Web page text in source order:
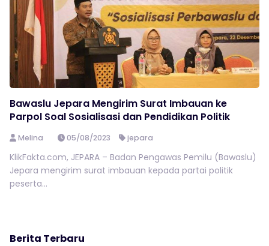
Bawaslu Jepara Mengirim Surat Imbauan ke
Parpol Soal Sosialisasi dan Pendidikan Politik
Melina 05/08/2023 jepara
KlikFakta.com, JEPARA – Badan Pengawas Pemilu (Bawaslu)
Jepara mengirim surat imbauan kepada partai politik
peserta...
Berita Terbaru